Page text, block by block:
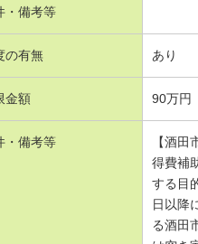
・備考等
の有無 あり
金額 90万円
・備考等
【酒田
得費補
する目
日以降
る酒田